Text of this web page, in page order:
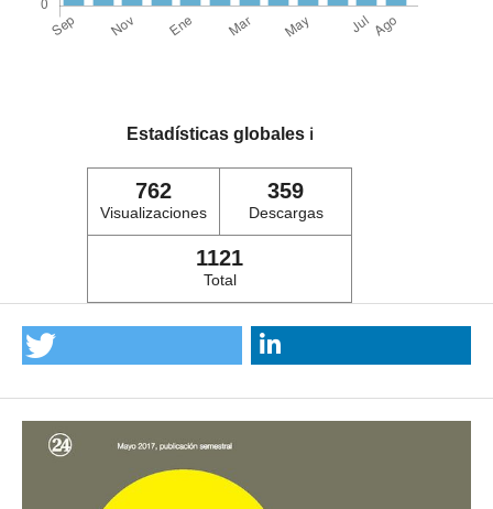
Estadísticas globales ℹ️
762
Visualizaciones
359
Descargas
1121
Total